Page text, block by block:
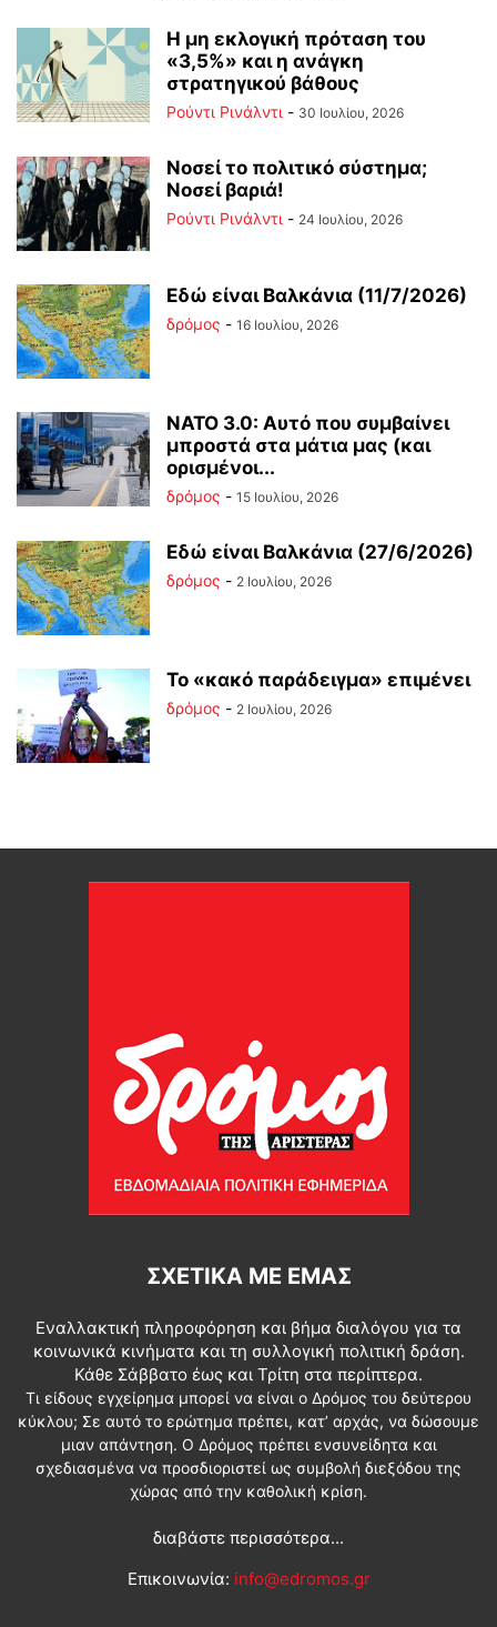
Η μη εκλογική πρόταση του
«3,5%» και η ανάγκη
στρατηγικού βάθους
Ρούντι Ρινάλντι - 30 Ιουλίου, 2026
Νοσεί το πολιτικό σύστημα;
Νοσεί βαριά!
Ρούντι Ρινάλντι - 24 Ιουλίου, 2026
Εδώ είναι Βαλκάνια (11/7/2026)
δρόμος - 16 Ιουλίου, 2026
ΝΑΤΟ 3.0: Αυτό που συμβαίνει
μπροστά στα μάτια μας (και
ορισμένοι...
δρόμος - 15 Ιουλίου, 2026
Εδώ είναι Βαλκάνια (27/6/2026)
δρόμος - 2 Ιουλίου, 2026
Το «κακό παράδειγμα» επιμένει
δρόμος - 2 Ιουλίου, 2026
ΣΧΕΤΙΚΆ ΜΕ ΕΜΆΣ
Εναλλακτική πληροφόρηση και βήμα διαλόγου για τα
κοινωνικά κινήματα και τη συλλογική πολιτική δράση.
Κάθε Σάββατο έως και Τρίτη στα περίπτερα.
Τι είδους εγχείρημα μπορεί να είναι ο Δρόμος του δεύτερου
κύκλου; Σε αυτό το ερώτημα πρέπει, κατ’ αρχάς, να δώσουμε
μιαν απάντηση. Ο Δρόμος πρέπει ενσυνείδητα και
σχεδιασμένα να προσδιοριστεί ως συμβολή διεξόδου της
χώρας από την καθολική κρίση.
διαβάστε περισσότερα...
Επικοινωνία: info@edromos.gr